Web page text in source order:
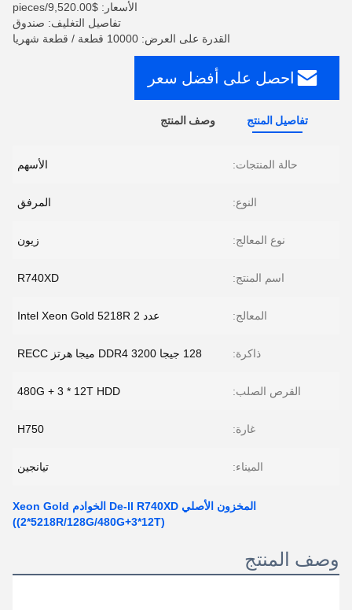
الأسعار: $9,520.00/pieces
تفاصيل التغليف: صندوق
القدرة على العرض: 10000 قطعة / قطعة شهريا
احصل على أفضل سعر
تفاصيل المنتج وصف المنتج
حالة المنتجات: الأسهم
النوع: المرفق
نوع المعالج: زيون
اسم المنتج: R740XD
المعالج: عدد 2 Intel Xeon Gold 5218R
ذاكرة: 128 جيجا DDR4 3200 ميجا هرتز RECC
القرص الصلب: 480G + 3 * 12T HDD
غارة: H750
الميناء: تيانجين
المخزون الأصلي De-ll R740XD الخوادم Xeon Gold
((2*5218R/128G/480G+3*12T)
وصف المنتج